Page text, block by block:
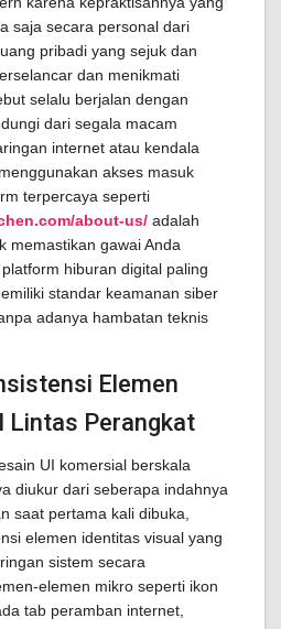
saja secara personal dari
pribadi yang sejuk dan
dan menikmati
selalu berjalan dengan
dari segala macam
internet atau kendala
akses masuk
terpercaya seperti
about-us/ adalah
memastikan gawai Anda
hiburan digital paling
standar keamanan siber
adanya hambatan teknis
Elemen
Lintas Perangkat
UI komersial berskala
diukur dari seberapa indahnya
saat pertama kali dibuka,
elemen identitas visual yang
sistem secara
elemen mikro seperti ikon
tab peramban internet,